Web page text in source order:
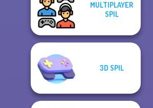
MULTIPLAYER
SPIL
3D SPIL